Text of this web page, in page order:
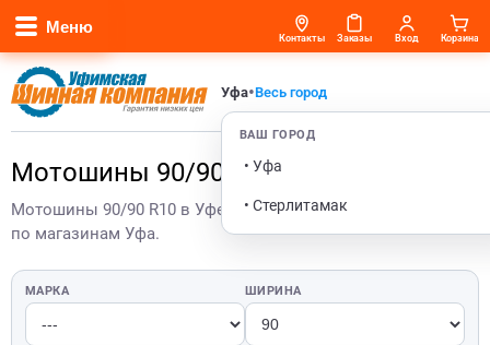
Меню
Уфа•Весь город
ВАШ ГОРОД
• Уфа
• Стерлитамак
Контакты Заказы Вход Корзина
Мотошины 90/90 R10 в Уфе
Мотошины 90/90 R10 в Уфе — актуальные цены и остатки
по магазинам Уфа.
МАРКА ШИРИНА